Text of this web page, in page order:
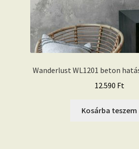
Wanderlust WL1201 beton
12.590 Ft
Kosárba teszem